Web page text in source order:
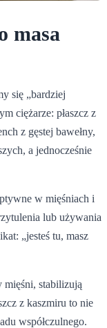
masa
się „bardziej
ciężarze: płaszcz z
z gęstej bawełny,
a jednocześnie
w mięśniach i
lub używania
„jesteś tu, masz
mięśni, stabilizują
z kaszmiru to nie
współczulnego.